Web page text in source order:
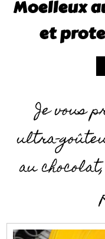
Moelleux
et
Je vous
ultra-
au